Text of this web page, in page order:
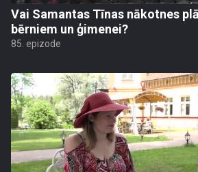
Vai Samantas Tīnas nākotnes
bērniem un ģimenei?
85. epizode